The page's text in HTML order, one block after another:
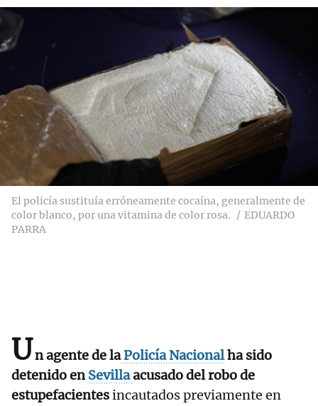
El policía sustituía erróneamente cocaína, generalmente de
color blanco, por una vitamina de color rosa.
EDUARDO
PARRA
Un agente de laPolicía Nacionalha sido
detenido enSevillaacusado del robo de
estupefacientesincautados previamente en